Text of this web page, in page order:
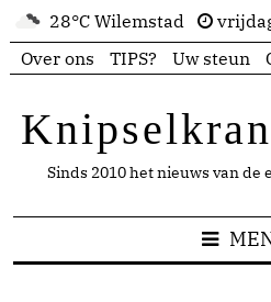
28°C Wilemstad
Over ons
TIPS? Uw steun
Sinds 2010 het nieuws van de